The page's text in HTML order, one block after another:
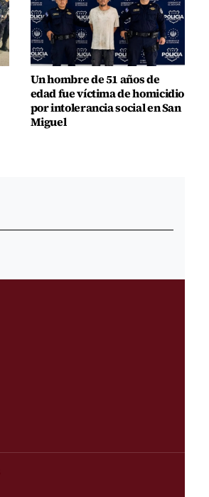
Un hombre de 51 años de
edad fue víctima de homicidio
por intolerancia social en San
Miguel